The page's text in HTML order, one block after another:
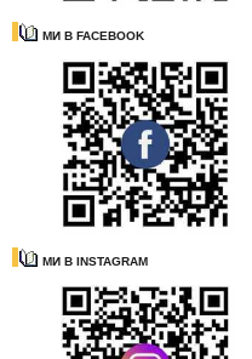
МИ В FACEBOOK
МИ В INSTAGRAM